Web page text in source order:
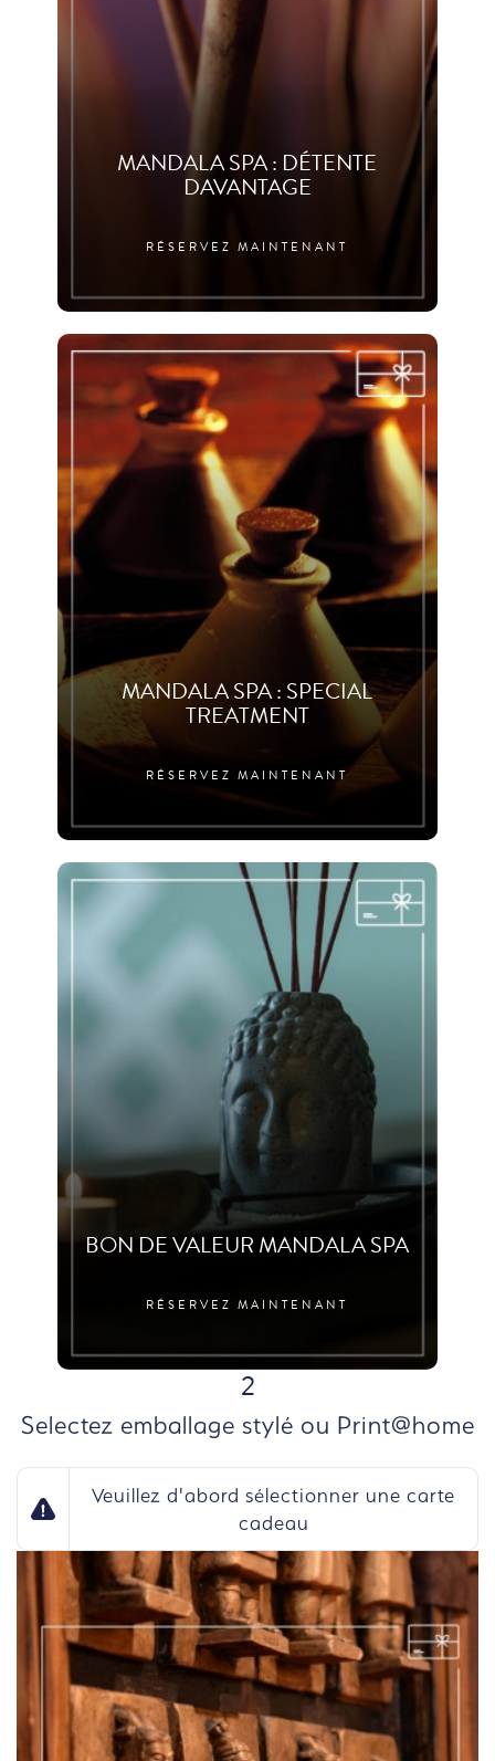
MANDALA SPA : DÉTENTE
DAVANTAGE
RÉSERVEZ MAINTENANT
MANDALA SPA : SPECIAL
TREATMENT
RÉSERVEZ MAINTENANT
BON DE VALEUR MANDALA SPA
RÉSERVEZ MAINTENANT
2
Selectez emballage stylé ou Print@home
Veuillez d'abord sélectionner une carte
cadeau